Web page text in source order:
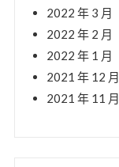
2022 年 3 月
2022 年 2 月
2022 年 1 月
2021 年 12 月
2021 年 11 月